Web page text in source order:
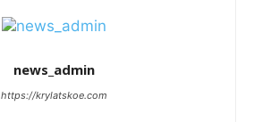
news_admin
https://krylatskoe.com